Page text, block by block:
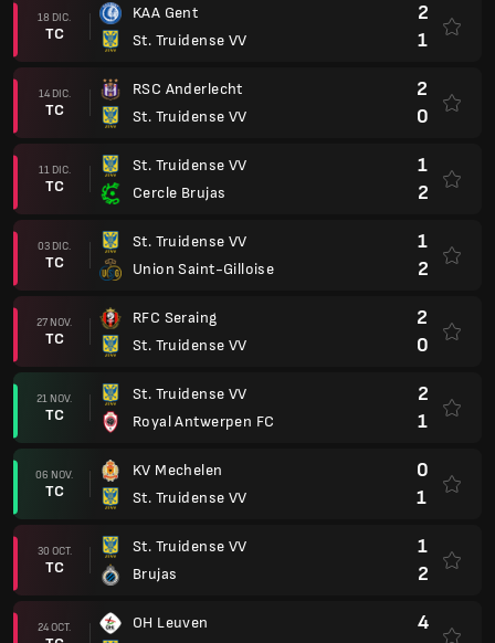
18 DIC.
TC
KAA Gent
St. Truidense VV
2
1
14 DIC.
TC
RSC Anderlecht
St. Truidense VV
2
0
11 DIC.
TC
St. Truidense VV
Cercle Brujas
1
2
03 DIC.
TC
St. Truidense VV
Union Saint-Gilloise
1
2
27 NOV.
TC
RFC Seraing
St. Truidense VV
2
0
21 NOV.
TC
St. Truidense VV
Royal Antwerpen FC
2
1
06 NOV.
TC
KV Mechelen
St. Truidense VV
0
1
30 OCT.
TC
St. Truidense VV
Brujas
1
2
24 OCT.
OH Leuven
4